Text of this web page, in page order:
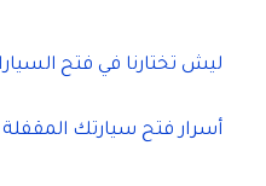
ليش تختارنا في فتح
أسرار فتح سيارتك المقفلة